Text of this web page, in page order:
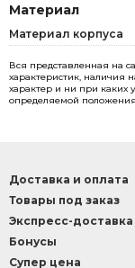
Материал
Материал корпуса
Вся представленная на
характеристик, наличия
характер и ни при каких
определяемой
Доставка и оплата
Товары под заказ
Экспресс-доставка
Бонусы
Супер цена